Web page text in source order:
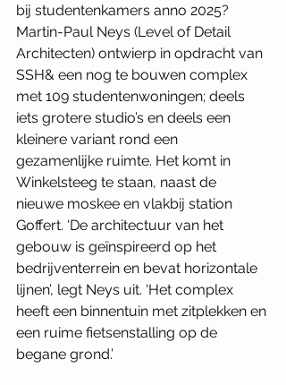
bij studentenkamers anno 2025?
Martin-Paul Neys (Level of Detail
Architecten) ontwierp in opdracht van
SSH& een nog te bouwen complex
met 109 studentenwoningen; deels
iets grotere studio’s en deels een
kleinere variant rond een
gezamenlijke ruimte. Het komt in
Winkelsteeg te staan, naast de
nieuwe moskee en vlakbij station
Goffert. ‘De architectuur van het
gebouw is geïnspireerd op het
bedrijventerrein en bevat horizontale
lijnen’, legt Neys uit. ‘Het complex
heeft een binnentuin met zitplekken en
een ruime fietsenstalling op de
begane grond.’